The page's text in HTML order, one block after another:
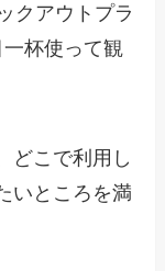
クアウトプラ
杯使って観
どこで利用し
いところを満